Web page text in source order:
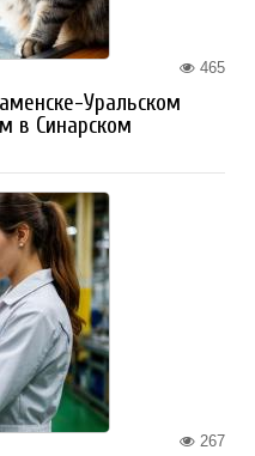
465
Уральском
в Синарском
267